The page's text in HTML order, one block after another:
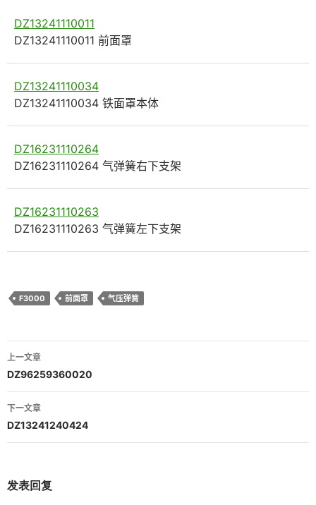
DZ13241110011
DZ13241110011 前面罩
DZ13241110034
DZ13241110034 铁面罩本体
DZ16231110264
DZ16231110264 气弹簧右下支架
DZ16231110263
DZ16231110263 气弹簧左下支架
F3000 前面罩 气压弹簧
文
章
导
航
上一文章
DZ96259360020
下一文章
DZ13241240424
发表回复